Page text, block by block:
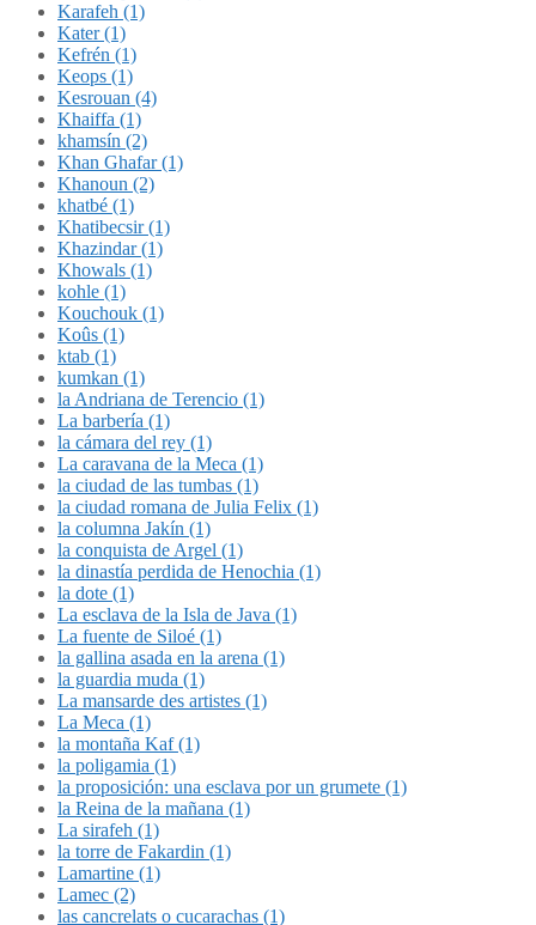
Karafeh (1)
Kater (1)
Kefrén (1)
Keops (1)
Kesrouan (4)
Khaiffa (1)
khamsín (2)
Khan Ghafar (1)
Khanoun (2)
khatbé (1)
Khatibecsir (1)
Khazindar (1)
Khowals (1)
kohle (1)
Kouchouk (1)
Koûs (1)
ktab (1)
kumkan (1)
la Andriana de Terencio (1)
La barbería (1)
la cámara del rey (1)
La caravana de la Meca (1)
la ciudad de las tumbas (1)
la ciudad romana de Julia Felix (1)
la columna Jakín (1)
la conquista de Argel (1)
la dinastía perdida de Henochia (1)
la dote (1)
La esclava de la Isla de Java (1)
La fuente de Siloé (1)
la gallina asada en la arena (1)
la guardia muda (1)
La mansarde des artistes (1)
La Meca (1)
la montaña Kaf (1)
la poligamia (1)
la proposición: una esclava por un grumete (1)
la Reina de la mañana (1)
La sirafeh (1)
la torre de Fakardin (1)
Lamartine (1)
Lamec (2)
las cancrelats o cucarachas (1)